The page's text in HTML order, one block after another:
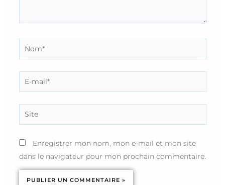
Nom*
E-
mail*
Site
Enregistrer mon nom, mon e-mail et mon site
dans le navigateur pour mon prochain commentaire.